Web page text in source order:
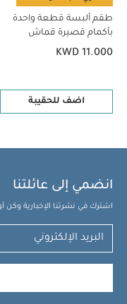
طقم ألبسة قطعة واحدة
بأكمام قصيرة قماش
عضوي بلون أبيض - 5 قطع
KWD 11.000
اضف للحقيبة
انضمي إلى عائلتنا
اشترك في نشرتنا الإخبارية وكن